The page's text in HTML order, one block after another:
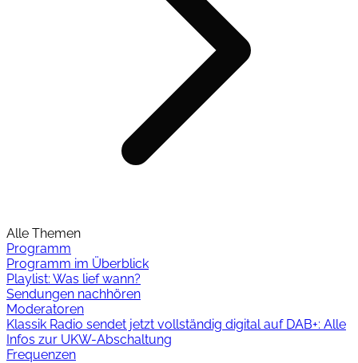
Alle Themen
Programm
Programm im Überblick
Playlist: Was lief wann?
Sendungen nachhören
Moderatoren
Klassik Radio sendet jetzt vollständig digital auf DAB+: Alle
Infos zur UKW-Abschaltung
Frequenzen